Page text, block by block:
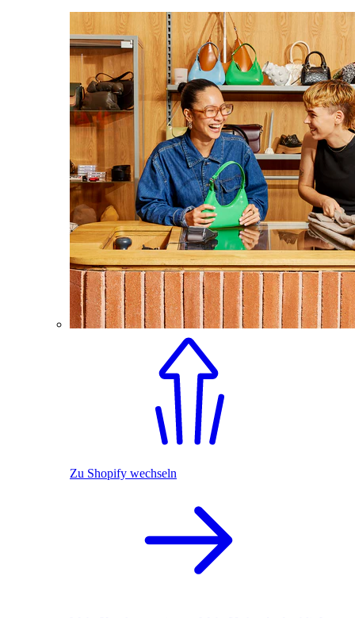
Zu Shopify wechseln